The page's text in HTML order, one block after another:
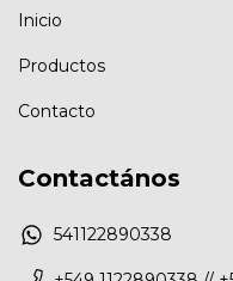
Inicio
Productos
Contacto
Contactános
541122890338